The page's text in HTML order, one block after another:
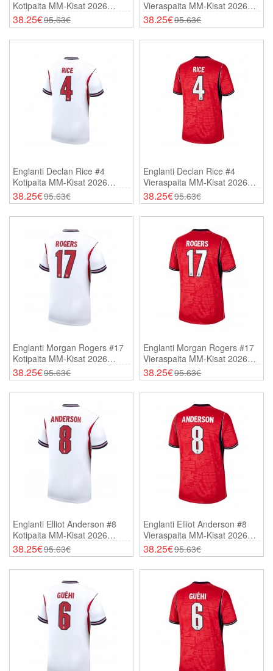
Kotipaita MM-Kisat 2026
Lyhythihainen
38.25€95.63€
Vieraspaita MM-Kisat 2026
Lyhythihainen
38.25€95.63€
Englanti Declan Rice #4
Kotipaita MM-Kisat 2026
Lyhythihainen
38.25€95.63€
Englanti Declan Rice #4
Vieraspaita MM-Kisat 2026
Lyhythihainen
38.25€95.63€
Englanti Morgan Rogers #17
Kotipaita MM-Kisat 2026
Lyhythihainen
38.25€95.63€
Englanti Morgan Rogers #17
Vieraspaita MM-Kisat 2026
Lyhythihainen
38.25€95.63€
Englanti Elliot Anderson #8
Kotipaita MM-Kisat 2026
Lyhythihainen
38.25€95.63€
Englanti Elliot Anderson #8
Vieraspaita MM-Kisat 2026
Lyhythihainen
38.25€95.63€